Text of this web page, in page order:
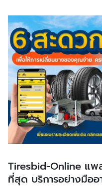
Tiresbid-Online แพ
ที่สุด บริการอย่างมือ